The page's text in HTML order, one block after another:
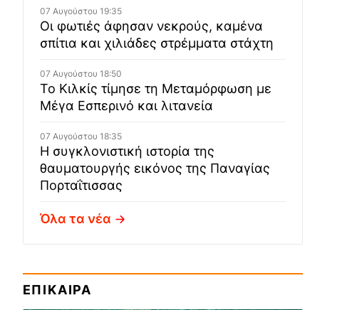
07 Αυγούστου 19:35
Οι φωτιές άφησαν νεκρούς, καμένα
σπίτια και χιλιάδες στρέμματα στάχτη
07 Αυγούστου 18:50
Το Κιλκίς τίμησε τη Μεταμόρφωση με
Μέγα Εσπερινό και λιτανεία
07 Αυγούστου 18:35
Η συγκλονιστική ιστορία της
θαυματουργής εικόνος της Παναγίας
Πορταΐτισσας
Όλα τα νέα
ΕΠΙΚΑΙΡΑ